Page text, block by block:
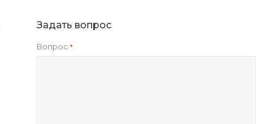
Задать вопрос
Вопрос *